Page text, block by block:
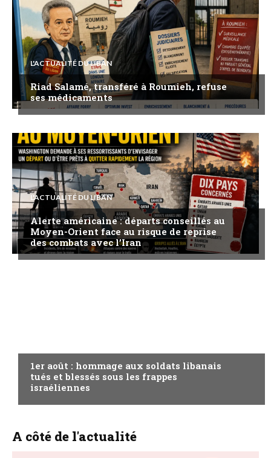
L'ACTUALITÉ DU LIBAN
Riad Salamé, transféré à Roumieh, refuse
ses médicaments
L'ACTUALITÉ DU LIBAN
Alerte américaine : départs conseillés au
Moyen-Orient face au risque de reprise
des combats avec l’Iran
1er août : hommage aux soldats libanais
tués et blessés sous les frappes
israéliennes
A côté de l'actualité